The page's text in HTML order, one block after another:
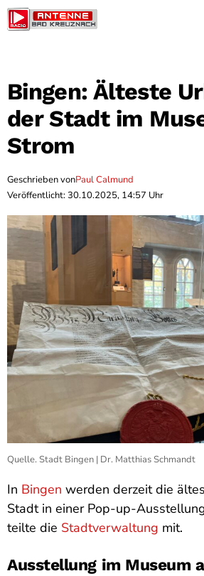
Bingen: Älteste
der Stadt im
Strom
Geschrieben vonPaul Calmund
Veröffentlicht: 30.10.2025, 14:57 Uhr
Quelle. Stadt Bingen | Dr. Matthias Schmandt
In Bingen werden derzeit die
Stadt in einer Pop-up-
teilte die Stadtverwaltung mit.
Ausstellung im Museum